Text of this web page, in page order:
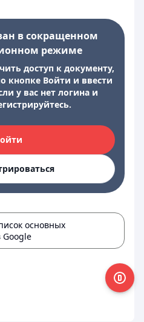
в сокращенном
режиме
доступ к документу,
кнопке Войти и ввести
у вас нет логина и
основных
Google